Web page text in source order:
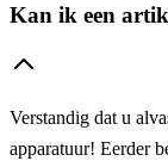
Kan ik een
Verstandig dat u
apparatuur! Eerder